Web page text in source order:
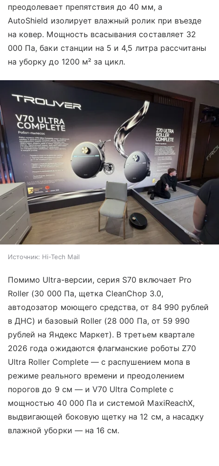
преодолевает препятствия до 40 мм, а
AutoShield изолирует влажный ролик при въезде
на ковер. Мощность всасывания составляет 32
000 Па, баки станции на 5 и 4,5 литра рассчитаны
на уборку до 1200 м² за цикл.
Источник: Hi-Tech Mail
Помимо Ultra-версии, серия S70 включает Pro
Roller (30 000 Па, щетка CleanChop 3.0,
автодозатор моющего средства, от 84 990 рублей
в ДНС) и базовый Roller (28 000 Па, от 59 990
рублей на Яндекс Маркет). В третьем квартале
2026 года ожидаются флагманские роботы Z70
Ultra Roller Complete — с распушением мопа в
режиме реального времени и преодолением
порогов до 9 см — и V70 Ultra Complete с
мощностью 40 000 Па и системой MaxiReachX,
выдвигающей боковую щетку на 12 см, а насадку
влажной уборки — на 16 см.